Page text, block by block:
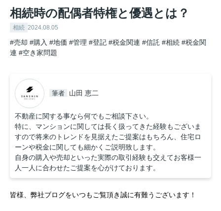
相続時の配偶者特権と優遇とは？
相続 2024.08.05
#売却 #購入 #地価 #管理 #登記 #税金関連 #信託 #相続 #税金関
連 #空き家問題
筆者 山田 恵二
不動産に関する事なら何でもご相談下さい。
特に、マンションに関しては長く扱ってきた経験もございま
すので将来のトレンドを見据えたご提案はもちろん、住宅ロ
ーンや税金に関しても細かくご説明致します。
自身の購入や売却といった実際の取引経験も交えてお客様一
人一人に合わせたご提案を心がけております。
皆様、弊社ブログをいつもご覧頂き誠に有難うございます！